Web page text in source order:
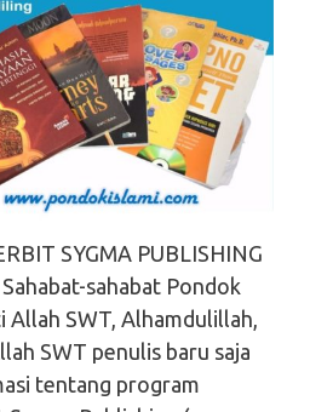
SYGMA PUBLISHING
sahabat Pondok
Allah SWT, Alhamdulillah,
SWT penulis baru saja
tentang program